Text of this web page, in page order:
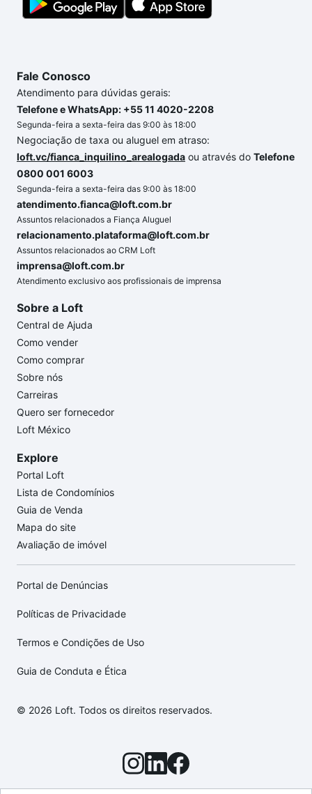
Fale Conosco
Atendimento para dúvidas gerais:
Telefone e WhatsApp: +55 11 4020-2208
Segunda-feira a sexta-feira das 9:00 às 18:00
Negociação de taxa ou aluguel em atraso:
loft.vc/fianca_inquilino_arealogada ou através do Telefone
0800 001 6003
Segunda-feira a sexta-feira das 9:00 às 18:00
atendimento.fianca@loft.com.br
Assuntos relacionados a Fiança Aluguel
relacionamento.plataforma@loft.com.br
Assuntos relacionados ao CRM Loft
imprensa@loft.com.br
Atendimento exclusivo aos profissionais de imprensa
Sobre a Loft
Central de Ajuda
Como vender
Como comprar
Sobre nós
Carreiras
Quero ser fornecedor
Loft México
Explore
Portal Loft
Lista de Condomínios
Guia de Venda
Mapa do site
Avaliação de imóvel
Portal de Denúncias
Políticas de Privacidade
Termos e Condições de Uso
Guia de Conduta e Ética
© 2026 Loft. Todos os direitos reservados.